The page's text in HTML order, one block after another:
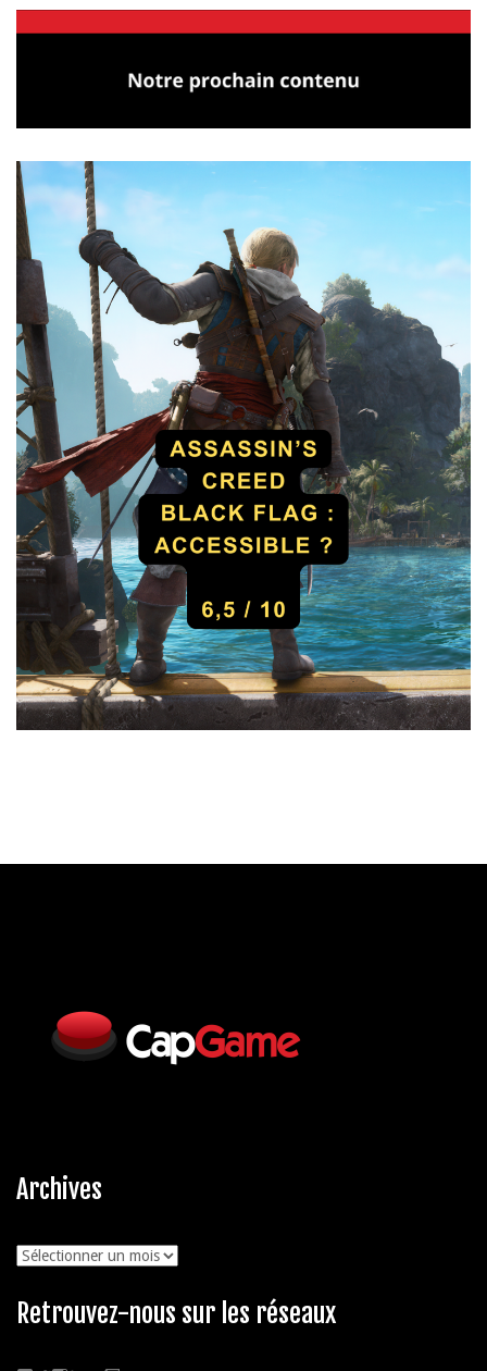
Archives
Archives
Retrouvez-nous sur les réseaux